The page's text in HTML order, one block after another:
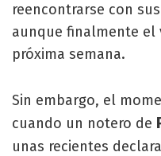
reencontrarse con
aunque finalmente el
próxima semana.
Sin embargo, el
cuando un notero de
unas recientes